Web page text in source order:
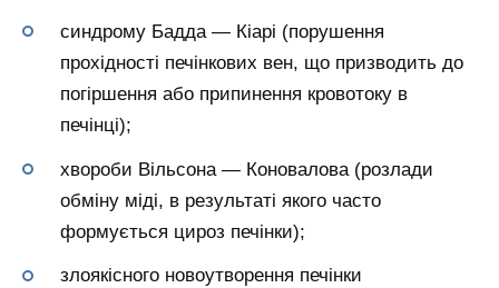
синдрому Бадда — Кіарі (порушення
прохідності печінкових вен, що призводить до
погіршення або припинення кровотоку в
печінці);
хвороби Вільсона — Коновалова (розлади
обміну міді, в результаті якого часто
формується цироз печінки);
злоякісного новоутворення печінки